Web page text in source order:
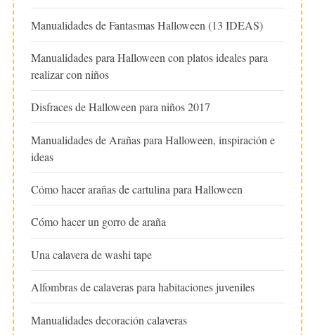
Manualidades de Fantasmas Halloween (13 IDEAS)
Manualidades para Halloween con platos ideales para
realizar con niños
Disfraces de Halloween para niños 2017
Manualidades de Arañas para Halloween, inspiración e
ideas
Cómo hacer arañas de cartulina para Halloween
Cómo hacer un gorro de araña
Una calavera de washi tape
Alfombras de calaveras para habitaciones juveniles
Manualidades decoración calaveras